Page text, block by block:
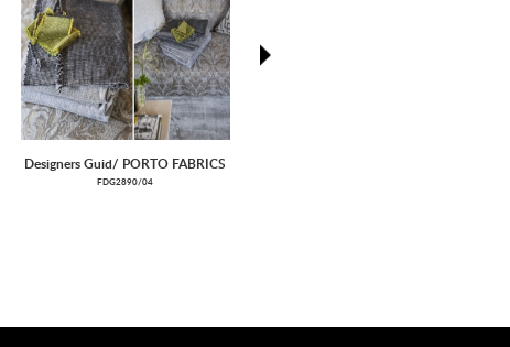
Designers Guid/ PORTO FABRICS
FDG2890/04